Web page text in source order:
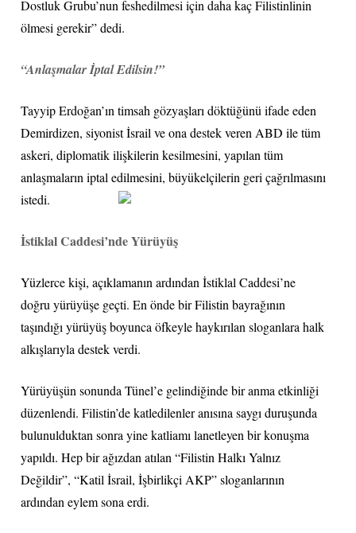
Dostluk Grubu’nun feshedilmesi için daha kaç Filistinlinin
ölmesi gerekir” dedi.
“Anlaşmalar İptal Edilsin!”
Tayyip Erdoğan’ın timsah gözyaşları döktüğünü ifade eden
Demirdizen, siyonist İsrail ve ona destek veren ABD ile tüm
askeri, diplomatik ilişkilerin kesilmesini, yapılan tüm
anlaşmaların iptal edilmesini, büyükelçilerin geriçağrılmasını
istedi.
İstiklal Caddesi’nde Yürüyüş
Yüzlerce kişi, açıklamanın ardından İstiklal Caddesi’ne
doğru yürüyüşe geçti. En önde bir Filistin bayrağının
taşındığı yürüyüş boyunca öfkeyle haykırılan sloganlara halk
alkışlarıyla destek verdi.
Yürüyüşün sonunda Tünel’e gelindiğinde bir anma etkinliği
düzenlendi. Filistin’de katledilenler anısına saygı duruşunda
bulunulduktan sonra yine katliamı lanetleyen bir konuşma
yapıldı. Hep bir ağızdan atılan “Filistin Halkı Yalnız
Değildir”, “Katil İsrail, İşbirlikçi AKP” sloganlarının
ardından eylem sona erdi.